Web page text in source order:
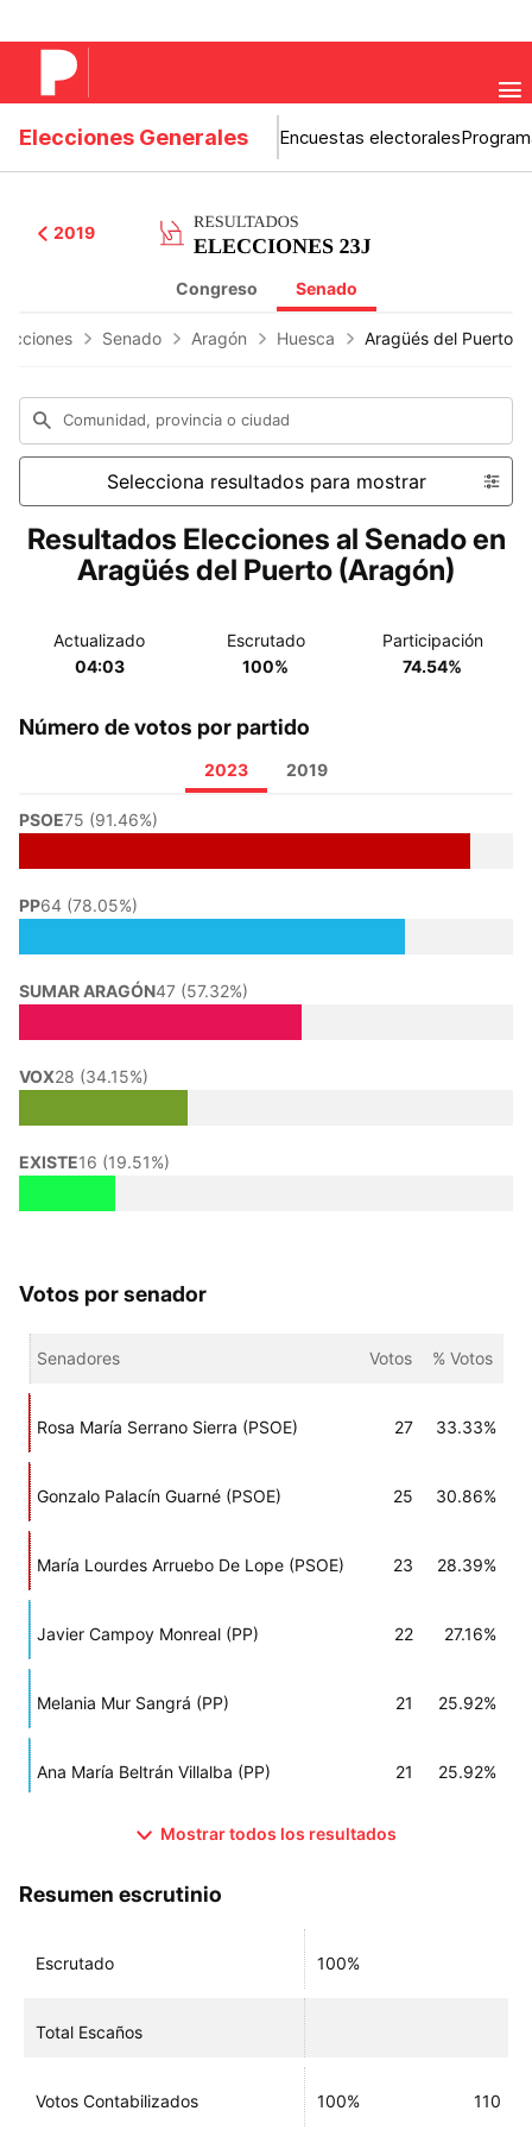
Elecciones Generales Encuestas electorales
2019
Congreso Senado
Senado Aragón Huesca Aragüés del Puerto
Comunidad, provincia o ciudad
Selecciona resultados para mostrar
Resultados Elecciones al Senado en
Aragüés del Puerto (Aragón)
Actualizado
04:03
Escrutado
100%
Participación
74.54%
Número de votos por partido
2023 2019
PSOE75 (91.46%)
PP64 (78.05%)
SUMAR ARAGÓN47 (57.32%)
VOX28 (34.15%)
EXISTE16 (19.51%)
Votos por senador
Senadores Votos % Votos
Rosa María Serrano Sierra (PSOE) 27 33.33%
Gonzalo Palacín Guarné (PSOE) 25 30.86%
María Lourdes Arruebo De Lope (PSOE) 23 28.39%
Javier Campoy Monreal (PP) 22 27.16%
Melania Mur Sangrá (PP) 21 25.92%
Ana María Beltrán Villalba (PP) 21 25.92%
Mostrar todos los resultados
Resumen escrutinio
Escrutado 100%
Total Escaños
Votos Contabilizados 100% 110